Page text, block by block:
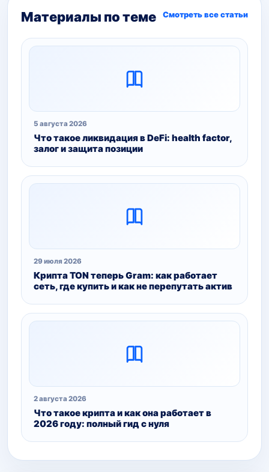
Материалы по теме Смотреть все статьи
5 августа 2026
Что такое ликвидация в DeFi: health factor,
залог и защита позиции
29 июля 2026
Крипта TON теперь Gram: как работает
сеть, где купить и как не перепутать актив
2 августа 2026
Что такое крипта и как она работает в
2026 году: полный гид с нуля